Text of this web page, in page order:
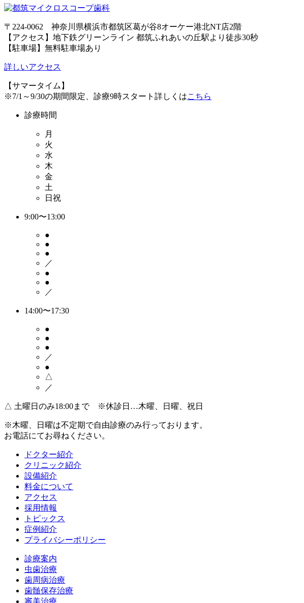
〒224-0062 神奈川県横浜市都筑区葛が谷8オーケー港北NT店2階
【アクセス】地下鉄グリーンライン 都筑ふれあいの丘駅より徒歩30秒
【駐車場】無料駐車場あり
詳しいアクセス
【サマータイム】
※7/1～9/30の期間限定、診療9時スタート詳しくはこちら
診療時間
月
火
水
木
金
土
日祝
9:00〜13:00
●
●
●
／
●
●
／
14:00〜17:30
●
●
●
／
●
△
／
△ 土曜日のみ18:00まで ※休診日…木曜、日曜、祝日
※木曜、日曜は不定期で自由診療のみ行っております。
お電話にてお尋ねください。
ドクター紹介
クリニック紹介
設備紹介
料金について
アクセス
採用情報
トピックス
症例紹介
プライバシーポリシー
診療案内
虫歯治療
歯周病治療
歯髄保存治療